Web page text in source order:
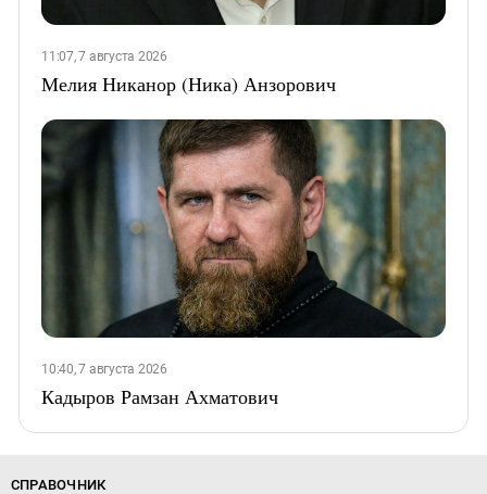
11:07, 7 августа 2026
Мелия Никанор (Ника) Анзорович
10:40, 7 августа 2026
Кадыров Рамзан Ахматович
СПРАВОЧНИК